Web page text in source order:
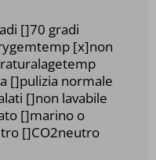
[]70 gradi
[x]non
[]pulizia normale
[]non lavabile
[]marino o
[]CO2neutro